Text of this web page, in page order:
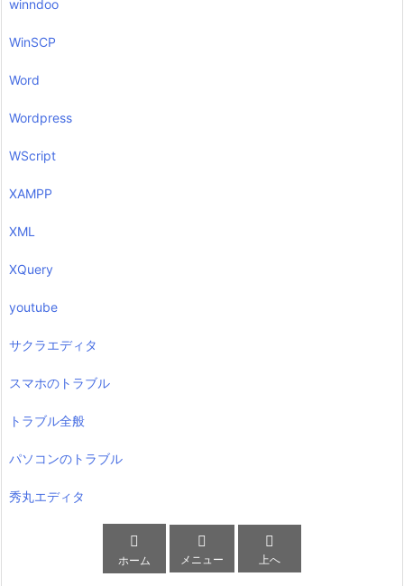
winndoo
WinSCP
Word
Wordpress
WScript
XAMPP
XML
XQuery
youtube
サクラエディタ
スマホのトラブル
トラブル全般
パソコンのトラブル
秀丸エディタ

ホーム

メニュー

上へ